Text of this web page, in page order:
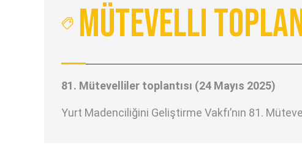
Mütevelli
81. Mütevelliler toplantısı (24 Mayıs 2025)
Yurt Madenciliğini Geliştirme Vakfı’nın 81.